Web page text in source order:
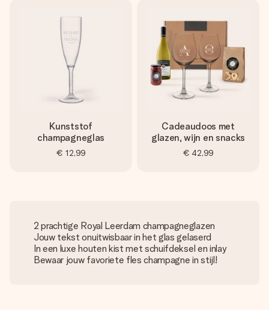
Kunststof
champagneglas
€ 12,99
Cadeaudoos met
glazen, wijn en snacks
€ 42,99
2 prachtige Royal Leerdam champagneglazen
Jouw tekst onuitwisbaar in het glas gelaserd
In een luxe houten kist met schuifdeksel en inlay
Bewaar jouw favoriete fles champagne in stijl!